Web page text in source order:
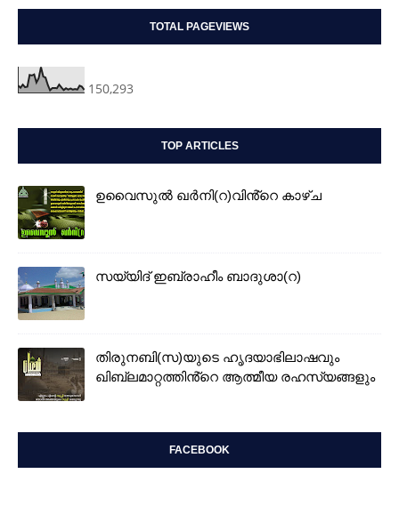
TOTAL PAGEVIEWS
150,293
TOP ARTICLES
ഉവൈസുല്‍ ഖർനി(റ)വിൻ്റെ കാഴ്ച
സയ്യിദ് ഇബ്രാഹീം ബാദുശാ(റ)
തിരുനബി(സ)യുടെ ഹൃദയാഭിലാഷവും
ഖിബ്‌ലമാറ്റത്തിൻ്റെ ആത്മീയ രഹസ്യങ്ങളും
FACEBOOK